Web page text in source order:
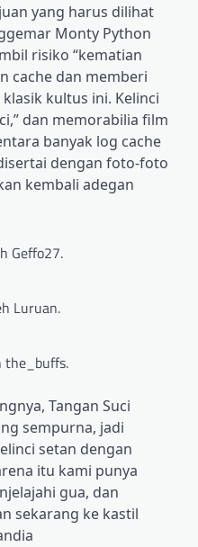
yang harus dilihat
Monty Python
risiko “kematian
cache dan memberi
kultus ini. Kelinci
dan memorabilia film
banyak log cache
dengan foto-foto
kembali adegan
Geffo27.
Luruan.
the_buffs.
Tangan Suci
sempurna, jadi
setan dengan
itu kami punya
gua, dan
sekarang ke kastil